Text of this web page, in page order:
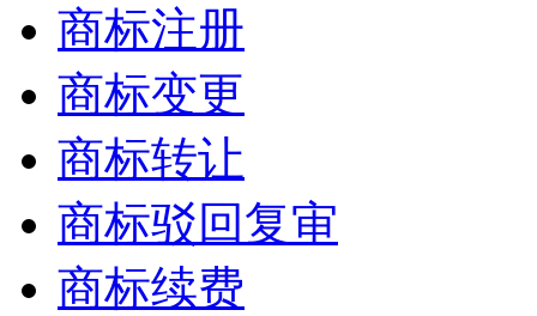
商标注册
商标变更
商标转让
商标驳回复审
商标续费